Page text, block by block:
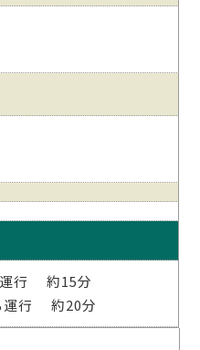
運行 約15分
運行 約20分